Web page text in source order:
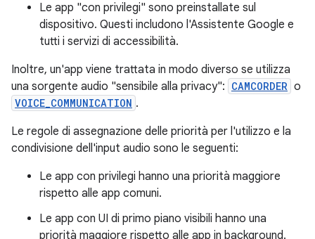
Le app "con privilegi" sono preinstallate sul
dispositivo. Questi includono l'Assistente Google e
tutti i servizi di accessibilità.
Inoltre, un'app viene trattata in modo diverso se utilizza
una sorgente audio "sensibile alla privacy": CAMCORDER o
VOICE_COMMUNICATION .
Le regole di assegnazione delle priorità per l'utilizzo e la
condivisione dell'input audio sono le seguenti:
Le app con privilegi hanno una priorità maggiore
rispetto alle app comuni.
Le app con UI di primo piano visibili hanno una
priorità maggiore rispetto alle app in background.